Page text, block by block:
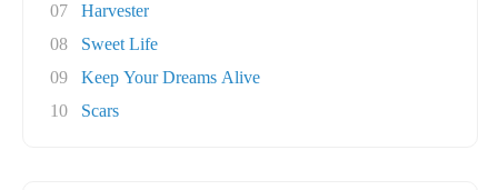
07
Harvester
08
Sweet Life
09
Keep Your Dreams Alive
10
Scars